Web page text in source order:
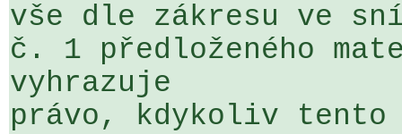
vše dle zákresu ve
č. 1 předloženého
vyhrazuje
právo, kdykoliv